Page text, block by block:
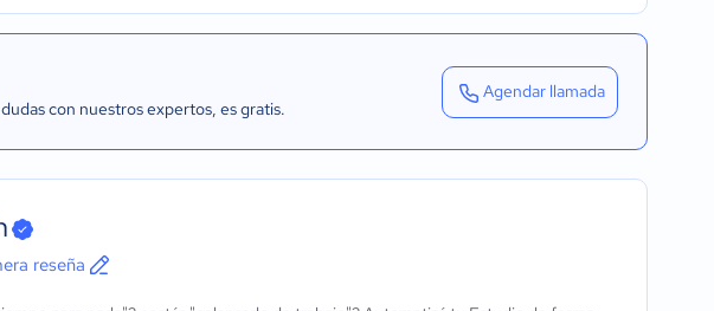
con nuestros expertos, es gratis.
Agendar llamada
reseña